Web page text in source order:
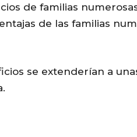
de familias
de las familias
se extenderían a